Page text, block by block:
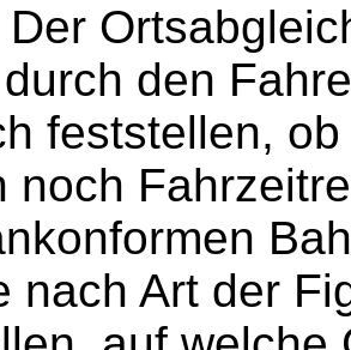
Der
den
feststellen,
noch
nach Art der